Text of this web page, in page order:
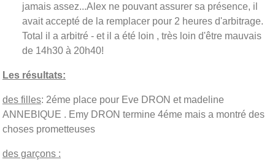
jamais assez...Alex ne pouvant assurer sa présence, il
avait accepté de la remplacer pour 2 heures d'arbitrage.
Total il a arbitré - et il a été loin , très loin d'être mauvais
de 14h30 à 20h40!
Les résultats:
des filles: 2éme place pour Eve DRON et madeline
ANNEBIQUE . Emy DRON termine 4éme mais a montré des
choses prometteuses
des garçons :